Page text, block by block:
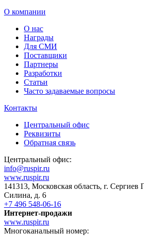
О компании
О нас
Награды
Для СМИ
Поставщики
Партнеры
Разработки
Статьи
Часто задаваемые вопросы
Контакты
Центральный офис
Реквизиты
Обратная связь
Центральный офис:
info@ruspir.ru
www.ruspir.ru
141313, Московская область, г. Сергиев
Силина, д. 6
+7 496 548-06-16
Интернет-продажи
www.ruspir.ru
Многоканальный номер: